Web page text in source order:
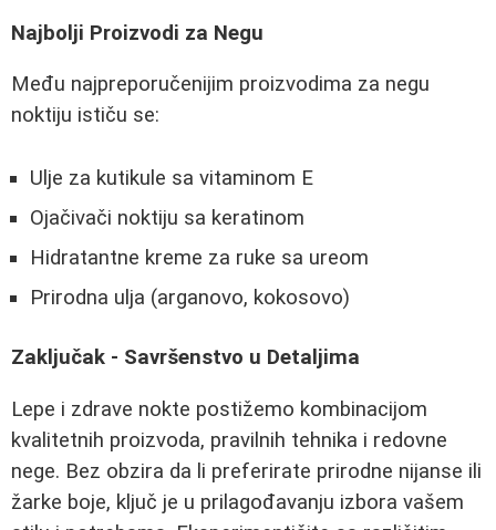
Najbolji Proizvodi za Negu
Među najpreporučenijim proizvodima za negu
noktiju ističu se:
Ulje za kutikule sa vitaminom E
Ojačivači noktiju sa keratinom
Hidratantne kreme za ruke sa ureom
Prirodna ulja (arganovo, kokosovo)
Zaključak - Savršenstvo u Detaljima
Lepe i zdrave nokte postižemo kombinacijom
kvalitetnih proizvoda, pravilnih tehnika i redovne
nege. Bez obzira da li preferirate prirodne nijanse ili
žarke boje, ključ je u prilagođavanju izbora vašem